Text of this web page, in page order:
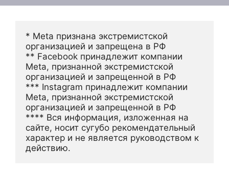
* Meta признана экстремистской
организацией и запрещена в РФ
** Facebook принадлежит компании
Meta, признанной экстремистской
организацией и запрещенной в РФ
*** Instagram принадлежит компании
Meta, признанной экстремистской
организацией и запрещенной в РФ
**** Вся информация, изложенная на
сайте, носит сугубо рекомендательный
характер и не является руководством к
действию.